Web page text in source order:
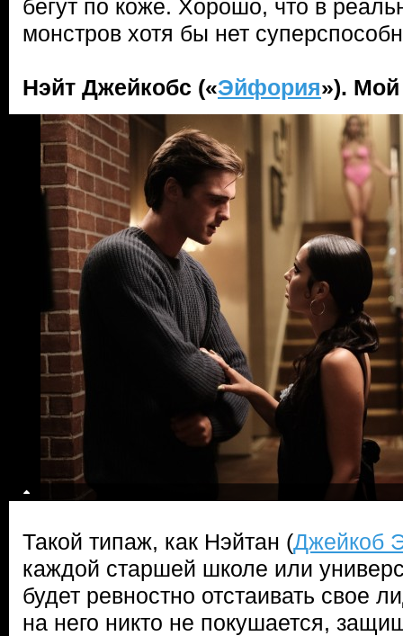
бегут по коже. Хорошо, что в
монстров хотя бы нет
Нэйт Джейкобс («Эйфория»).
Такой типаж, как Нэйтан (Джейкоб
каждой старшей школе или
будет ревностно отстаивать свое
на него никто не покушается,